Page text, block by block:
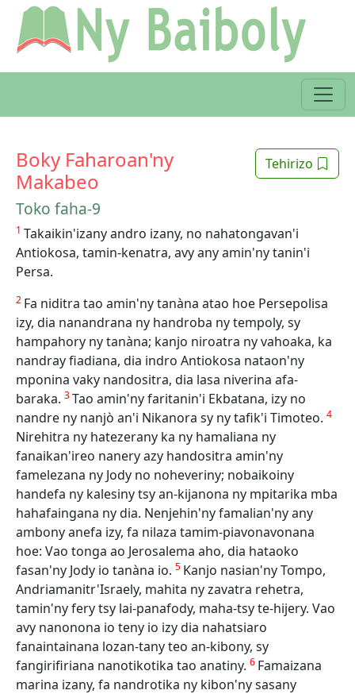
Tehirizo
Boky Faharoan'ny
Makabeo
Toko faha-9
1 Takaikin'izany andro izany, no nahatongavan'i
Antiokosa, tamin-kenatra, avy any amin'ny tanin'i
Persa.
2 Fa niditra tao amin'ny tanàna atao hoe Persepolisa
izy, dia nanandrana ny handroba ny tempoly, sy
hampahory ny tanàna; kanjo niroatra ny vahoaka, ka
nandray fiadiana, dia indro Antiokosa nataon'ny
mponina vaky nandositra, dia lasa niverina afa-
baraka. 3Tao amin'ny faritanin'i Ekbatana, izy no
nandre ny nanjò an'i Nikanora sy ny tafik'i Timoteo. 4
Nirehitra ny hatezerany ka ny hamaliana ny
fanaikan'ireo nanery azy handositra amin'ny
famelezana ny Jody no noheveriny; nobaikoiny
handefa ny kalesiny tsy an-kijanona ny mpitarika mba
hahafaingana ny dia. Nenjehin'ny famalian'ny any
ambony anefa izy, fa nilaza tamim-piavonavonana
hoe: Vao tonga ao Jerosalema aho, dia hataoko
fasan'ny Jody io tanàna io. 5 Kanjo nasian'ny Tompo,
Andriamanitr'Israely, mahita ny zavatra rehetra,
tamin'ny fery tsy lai-panafody, maha-tsy te-hijery. Vao
avy nanonona io teny io izy dia nahatsiaro
fanaintainana lozan-tany teo an-kibony, sy
fangirifiriana nanotikotika tao anatiny. 6 Famaizana
marina izany, fa nandrotika ny kibon'ny sasany